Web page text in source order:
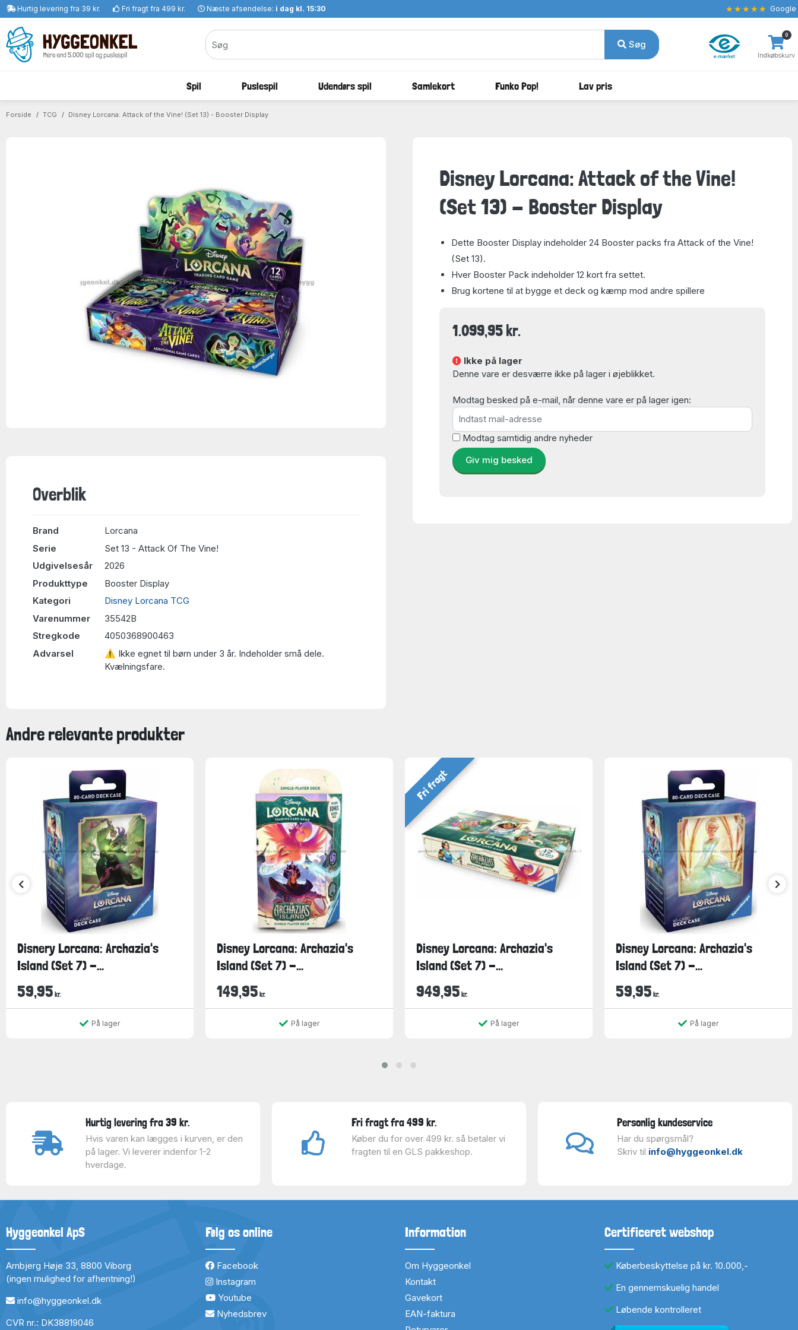
Hurtig levering fra 39 kr. Fri fragt fra 499 kr. Næste afsendelse: i dag kl. 15:30 ★★★★★ Google
Søg
Indkøbskurv
0
Spil Puslespil Udendørs spil Samlekort Funko Pop! Lav pris
Forside TCG Disney Lorcana: Attack of the Vine! (Set 13) - Booster Display
Overblik
Brand
Lorcana
Serie
Set 13 - Attack Of The Vine!
Udgivelsesår
2026
Produkttype
Booster Display
Kategori
Disney Lorcana TCG
Varenummer
35542B
Stregkode
4050368900463
Advarsel
⚠ Ikke egnet til børn under 3 år. Indeholder små dele.
Kvælningsfare.
Disney Lorcana: Attack of the Vine!
(Set 13) - Booster Display
Dette Booster Display indeholder 24 Booster packs fra Attack of the Vine!
(Set 13).
Hver Booster Pack indeholder 12 kort fra settet.
Brug kortene til at bygge et deck og kæmp mod andre spillere
1.099,95 kr.
Ikke på lager
Denne vare er desværre ikke på lager i øjeblikket.
Modtag besked på e-mail, når denne vare er på lager igen:
Modtag samtidig andre nyheder
Giv mig besked
Andre relevante produkter
Disnery Lorcana: Archazia's
Island (Set 7) -...
59,95 kr.
På lager
Disney Lorcana: Archazia's
Island (Set 7) -...
149,95 kr.
På lager
Fri fragt
Disney Lorcana: Archazia's
Island (Set 7) -...
949,95 kr.
På lager
Disney Lorcana: Archazia's
Island (Set 7) -...
59,95 kr.
På lager
Hurtig levering fra 39 kr.
Hvis varen kan lægges i kurven, er den
på lager. Vi leverer indenfor 1-2
hverdage.
Fri fragt fra 499 kr.
Køber du for over 499 kr. så betaler vi
fragten til en GLS pakkeshop.
Personlig kundeservice
Har du spørgsmål?
Skriv til info@hyggeonkel.dk
Hyggeonkel ApS
Arnbjerg Høje 33, 8800 Viborg
(ingen mulighed for afhentning!)
info@hyggeonkel.dk
CVR nr.: DK38819046
Følg os online
Facebook
Instagram
Youtube
Nyhedsbrev
Information
Om Hyggeonkel
Kontakt
Gavekort
EAN-faktura
Certificeret webshop
Køberbeskyttelse på kr. 10.000,-
En gennemskuelig handel
Løbende kontrolleret